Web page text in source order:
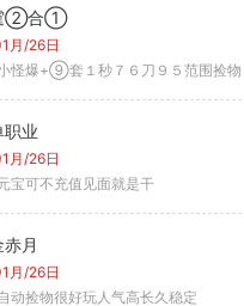
霆②合①
月/26日
怪爆+⑨套１秒７６刀９５范围捡物
职业
月/26日
宝可不充值见面就是干
月
月/26日
动捡物很好玩人气高长久稳定